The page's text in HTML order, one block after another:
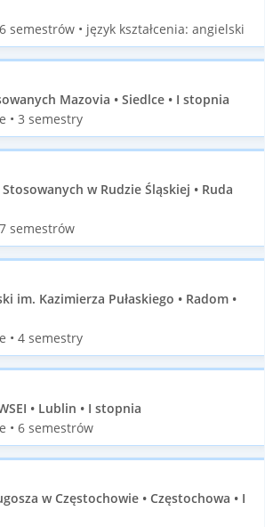
semestrów • język kształcenia: angielski
Mazovia • Siedlce • I stopnia
• 3 semestry
w Rudzie Śląskiej • Ruda
semestrów
im. Kazimierza Pułaskiego • Radom •
• 4 semestry
• Lublin • I stopnia
• 6 semestrów
w Częstochowie • Częstochowa • I